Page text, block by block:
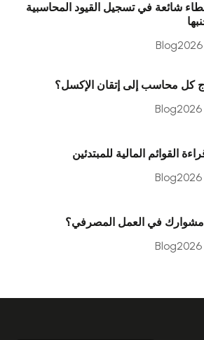
شائعة في تسجيل القيود المحاسبية
Blog
كل محاسب إلى إتقان الإكسل؟
Blog
القوائم المالية للمبتدئين
Blog
مشوارك في العمل المصرفي؟
Blog